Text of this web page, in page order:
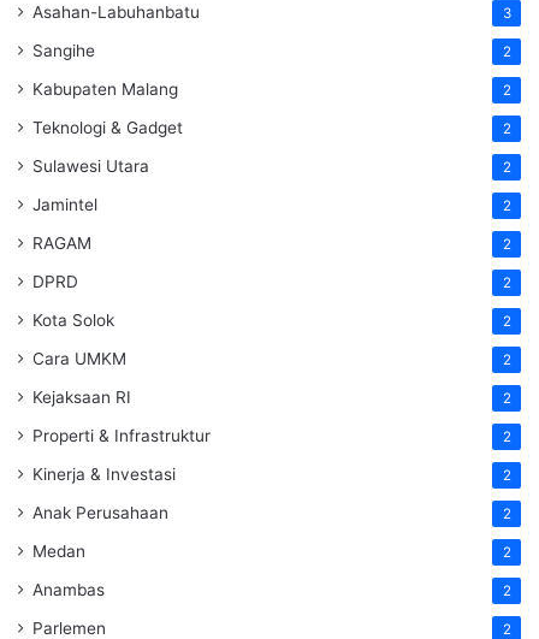
Asahan-Labuhanbatu 3
Sangihe 2
Kabupaten Malang 2
Teknologi & Gadget 2
Sulawesi Utara 2
Jamintel 2
RAGAM 2
DPRD 2
Kota Solok 2
Cara UMKM 2
Kejaksaan RI 2
Properti & Infrastruktur 2
Kinerja & Investasi 2
Anak Perusahaan 2
Medan 2
Anambas 2
Parlemen 2